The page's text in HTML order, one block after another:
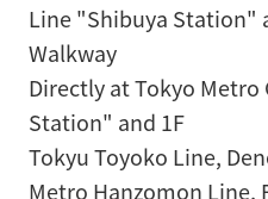
Line "Shibuya Station"
Walkway
Directly at Tokyo Metro
Station" and 1F
Tokyu Toyoko Line,
Metro Hanzomon Line,